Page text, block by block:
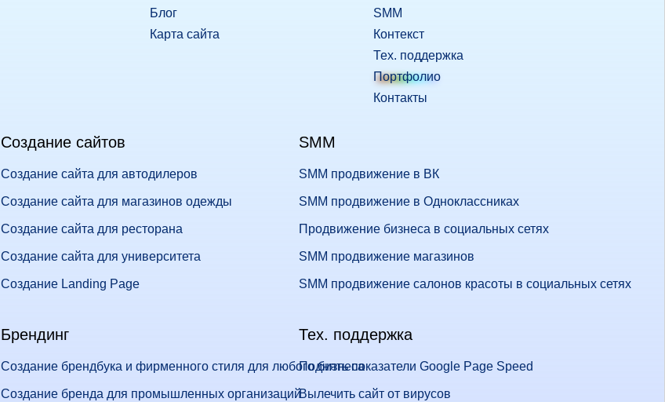
Блог
Карта сайта
SMM
Контекст
Тех. поддержка
Портфолио
Контакты
Создание сайтов
Создание сайта для автодилеров
Создание сайта для магазинов одежды
Создание сайта для ресторана
Создание сайта для университета
Создание Landing Page
SMM
SMM продвижение в ВК
SMM продвижение в Одноклассниках
Продвижение бизнеса в социальных сетях
SMM продвижение магазинов
SMM продвижение салонов красоты в социальных сетях
Брендинг
Создание брендбука и фирменного стиля для любого бизнеса
Создание бренда для промышленных организаций
Тех. поддержка
Поднять показатели Google Page Speed
Вылечить сайт от вирусов